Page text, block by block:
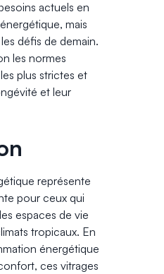
actuels en
mais
défis de demain.
les normes
plus strictes et
et leur
représente
pour ceux qui
espaces de vie
tropicaux. En
énergétique
ces vitrages